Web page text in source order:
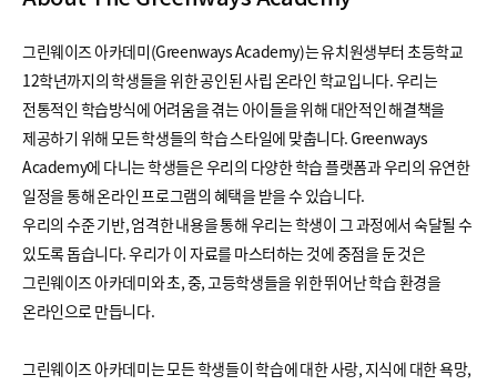
그린웨이즈 아카데미(Greenways Academy)는 유치원생부터 초등학교
12학년까지의 학생들을 위한 공인된 사립 온라인 학교입니다. 우리는
전통적인 학습방식에 어려움을 겪는 아이들을 위해 대안적인 해결책을
제공하기 위해 모든 학생들의 학습 스타일에 맞춥니다. Greenways
Academy에 다니는 학생들은 우리의 다양한 학습 플랫폼과 우리의 유연한
일정을 통해 온라인 프로그램의 혜택을 받을 수 있습니다.
우리의 수준 기반, 엄격한 내용을 통해 우리는 학생이 그 과정에서 숙달될 수
있도록 돕습니다. 우리가 이 자료를 마스터하는 것에 중점을 둔 것은
그린웨이즈 아카데미와 초, 중, 고등학생들을 위한 뛰어난 학습 환경을
온라인으로 만듭니다.
그린웨이즈 아카데미는 모든 학생들이 학습에 대한 사랑, 지식에 대한 욕망,